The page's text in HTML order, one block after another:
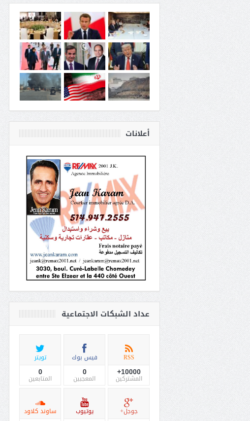
أعلانات
عداد الشبكات الاجتماعية
RSS
10000+
المشتركين
فيس بوك
0
المعجبين
تويتر
0
المتابعين
جوجل+ يوتيوب ساوند كلاود